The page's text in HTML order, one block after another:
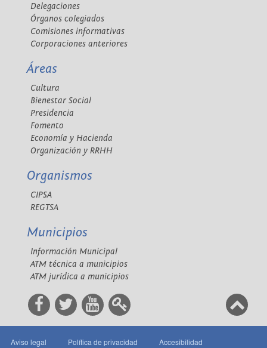
Delegaciones
Órganos colegiados
Comisiones informativas
Corporaciones anteriores
Áreas
Cultura
Bienestar Social
Presidencia
Fomento
Economía y Hacienda
Organización y RRHH
Organismos
CIPSA
REGTSA
Municipios
Información Municipal
ATM técnica a municipios
ATM jurídica a municipios
Aviso legal Política de privacidad Accesibilidad